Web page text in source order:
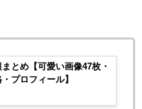
とめ【可愛い画像47枚・
プロフィール】